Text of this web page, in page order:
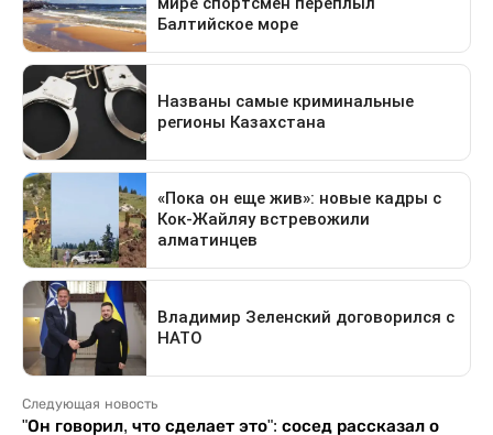
Следующая новость
"Он говорил, что сделает это": сосед рассказал о